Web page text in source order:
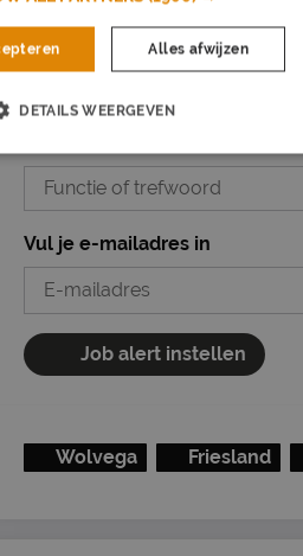
Mis nooit een vacature
Op basis van jouw voorkeuren
Zet stop wanneer je wilt
nederland, 25 km
Vul je e-mailadres in
Job alert instellen
Wolvega Friesland
Alles afwijzen
DETAILS WEERGEVEN